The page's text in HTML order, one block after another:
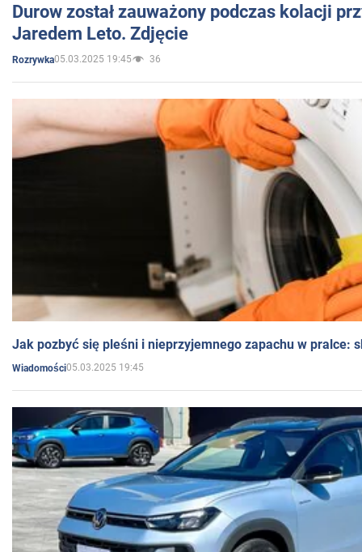
Durow został zauważony podczas kolacji
Jaredem Leto. Zdjęcie
Rozrywka05.03.2025 19:45 36
Jak pozbyć się pleśni i nieprzyjemnego zapachu w pralce:
Wiadomości05.03.2025 19:45